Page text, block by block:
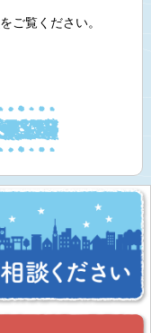
をご覧ください。